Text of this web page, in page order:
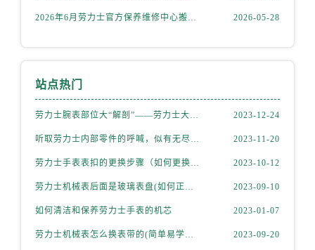
云南省临沧市临翔区世纪路劳力士售后服务中心（需提前预约）
新疆维吾尔自治区乌鲁木齐市天山区红山路26号时代广场（CCMALL）C座17层17-B劳力士售后服务中心（需提前预约）
2026年6月劳力士官方保养维修中心搬迁及新开网点补充最终告知文件 2026-05-28
站点热门
劳力士腕表部位大“解剖”——劳力士大讲堂开课啦！ 2023-12-24
听取劳力士内部零件的呼喊，似有无尽的故事等待我们去探索 2023-11-20
劳力士手表表扣的更换步骤（如何更换手表的表扣） 2023-10-12
劳力士机械表后面是玻璃表盘(如何正确清洁和保养) 2023-09-10
如何清洁和保养劳力士手表的机芯 2023-01-07
劳力士机械表怎么换表带的(简单易学的步骤) 2023-09-20